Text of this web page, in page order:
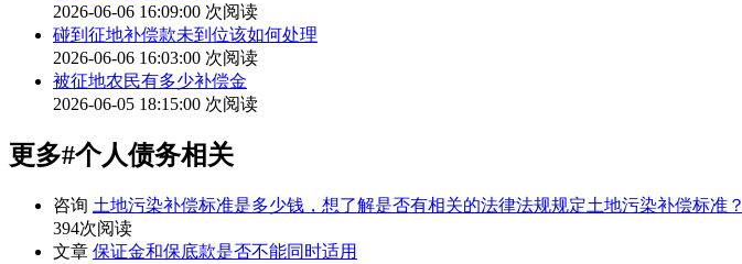
2026-06-06 16:09:00 次阅读
碰到征地补偿款未到位该如何处理
2026-06-06 16:03:00 次阅读
被征地农民有多少补偿金
2026-06-05 18:15:00 次阅读
更多#个人债务相关
咨询 土地污染补偿标准是多少钱，想了解是否有相关的法律法规规定土地污染补偿标准？
394次阅读
文章 保证金和保底款是否不能同时适用